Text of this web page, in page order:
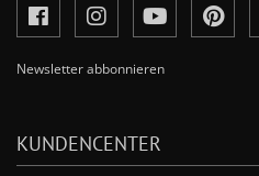
Newsletter abbonnieren
KUNDENCENTER